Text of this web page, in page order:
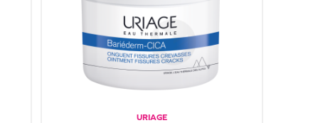
URIAGE